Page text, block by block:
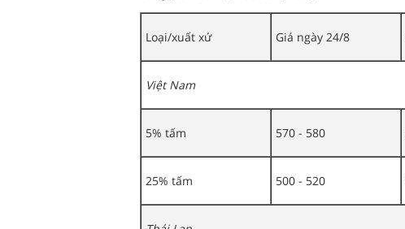
Loại/xuất xứ Giá ngày 24/8
Việt Nam
5% tấm 570 - 580
25% tấm 500 - 520